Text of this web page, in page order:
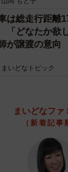
できるの
フにコスメ
まったが、
社で研修を
的に参加し
の研修プロ
ランドに所
ついては詳
ブランドを
は総走行距離
「どなたか欲
が譲渡の意向
まいどなトピック
まいどなファ
（新着記事